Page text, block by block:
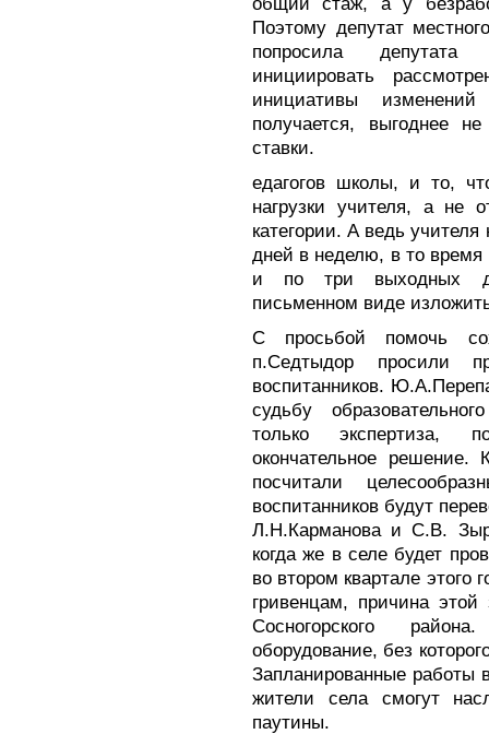
Поэтому депутат
попросила
инициировать
инициативы
получается, выгоднее
ставки.
едагогов школы, и то,
нагрузки учителя, а не
категории. А ведь
дней в неделю, в то время
и по три выходных
письменном виде
С просьбой помочь
п.Седтыдор просили
воспитанников.
судьбу
только экспертиза,
окончательное решение.
посчитали
воспитанников будут
Л.Н.Карманова и С.В.
когда же в селе будет
во втором квартале этого
гривенцам, причина
Сосногорского
оборудование, без
Запланированные работы
жители села смогут
паутины.